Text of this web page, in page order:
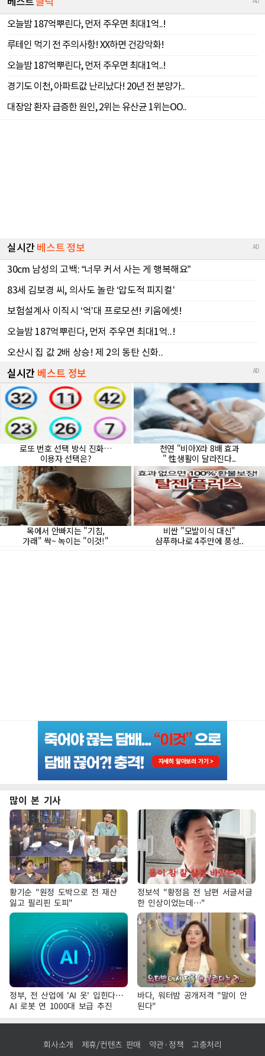
많이 본 기사
황기순 "원정 도박으로 전 재산
잃고 필리핀 도피"
정보석 "황정음 전 남편 서글서글
한 인상이었는데…"
정부, 전 산업에 'AI 옷' 입힌다…
AI 로봇 연 1000대 보급 추진
바다, 워터밤 공개저격 "말이 안
된다"
회사소개 제휴/컨텐츠 판매 약관·정책 고충처리